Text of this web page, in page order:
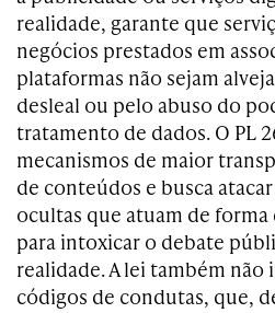
realidade, garante que
negócios prestados em
plataformas não sejam
desleal ou pelo abuso do
tratamento de dados. O PL
mecanismos de maior
de conteúdos e busca
ocultas que atuam de
para intoxicar o debate
realidade. A lei também não
códigos de condutas, que,